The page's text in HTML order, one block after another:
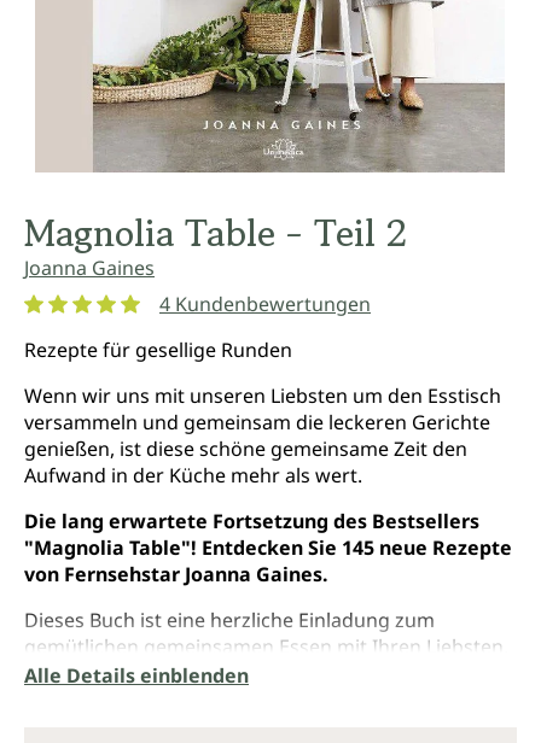
Magnolia Table - Teil 2
Joanna Gaines
4 Kundenbewertungen
Rezepte für gesellige Runden
Wenn wir uns mit unseren Liebsten um den Esstisch
versammeln und gemeinsam die leckeren Gerichte
genießen, ist diese schöne gemeinsame Zeit den
Aufwand in der Küche mehr als wert.
Die lang erwartete Fortsetzung des Bestsellers
"Magnolia Table"! Entdecken Sie 145 neue Rezepte
von Fernsehstar Joanna Gaines.
Dieses Buch ist eine herzliche Einladung zum
gemütlichen gemeinsamen Essen mit Ihren Liebsten.
Die wunderbaren Gerichte sind perfekt darauf
Alle Details einblenden